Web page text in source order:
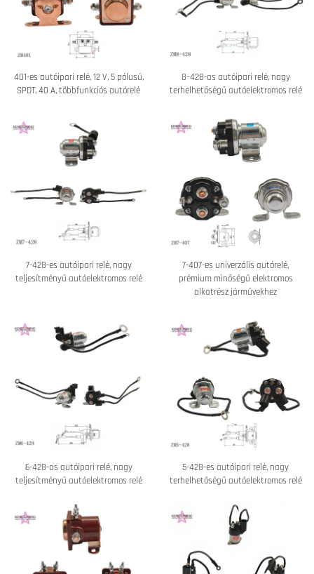
401-es autóipari relé, 12 V, 5 pólusú,
SPDT, 40 A, többfunkciós autórelé
8–428-as autóipari relé, nagy
terhelhetőségű autóelektromos relé
7-428-es autóipari relé, nagy
teljesítményű autóelektromos relé
7-407-es univerzális autórelé,
prémium minőségű elektromos
alkatrész járművekhez
6-428-as autóipari relé, nagy
teljesítményű autóelektromos relé
5-428-es autóipari relé, nagy
terhelhetőségű autóelektromos relé